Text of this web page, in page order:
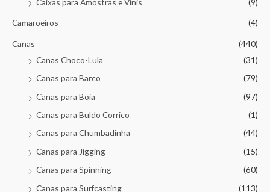
Caixas para Amostras e Vinis (9)
Camaroeiros (4)
Canas
(440)
Canas Choco-Lula
(31)
Canas para Barco
(79)
Canas para Boia
(97)
Canas para Buldo Corrico
(1)
Canas para Chumbadinha
(44)
Canas para Jigging
(15)
Canas para Spinning
(60)
Canas para Surfcasting
(113)